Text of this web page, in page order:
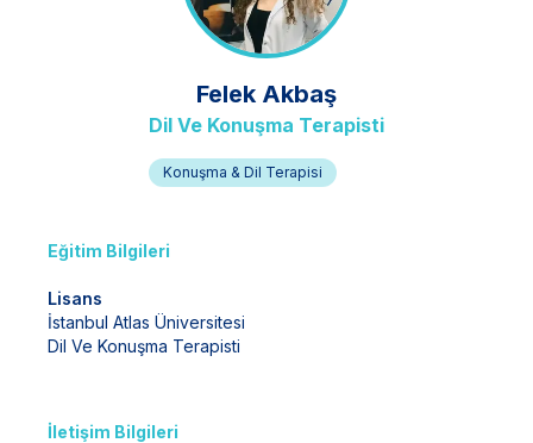
Felek Akbaş
Dil Ve Konuşma Terapisti
Konuşma & Dil Terapisi
Eğitim Bilgileri
Lisans
İstanbul Atlas Üniversitesi
Dil Ve Konuşma Terapisti
İletişim Bilgileri